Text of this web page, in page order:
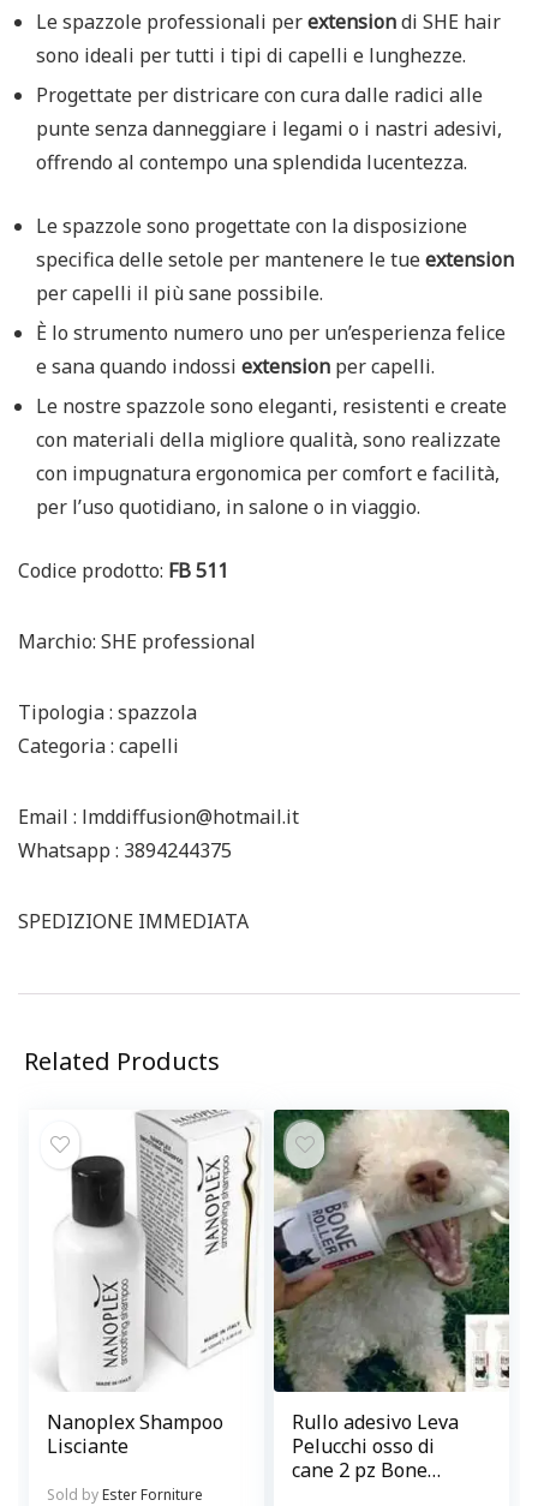
Le spazzole professionali perextensiondi SHE hair
sono ideali per tutti i tipi di capelli e lunghezze.
Progettate per districare con cura dalle radici alle
punte senza danneggiare i legami o i nastri adesivi,
offrendo al contempo una splendida lucentezza.
Le spazzole sono progettate con la disposizione
specifica delle setole per mantenere le tueextension
per capelli il più sane possibile.
È lo strumento numero uno per un’esperienza felice
e sana quando indossi extension per capelli.
Le nostre spazzole sono eleganti, resistenti e create
con materiali della migliore qualità, sono realizzate
con impugnatura ergonomica per comfort e facilità,
per l’uso quotidiano, in salone o in viaggio.
Codice prodotto: FB 511
Marchio: SHE professional
Tipologia : spazzola
Categoria : capelli
Email : lmddiffusion@hotmail.it
Whatsapp : 3894244375
SPEDIZIONE IMMEDIATA
Related Products
Nanoplex Shampoo
Lisciante
Sold byEster Forniture
Rullo adesivo Leva
Pelucchi osso di
cane 2 pz Bone